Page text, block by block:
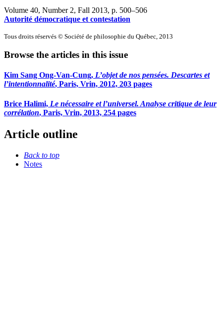
Volume 40, Number 2, Fall 2013, p. 500–506
Autorité démocratique et contestation
Tous droits réservés © Société de philosophie du Québec, 2013
Browse the articles in this issue
Kim Sang Ong-Van-Cung, L’objet de nos pensées. Descartes et
l’intentionnalité, Paris, Vrin, 2012, 203 pages
Brice Halimi, Le nécessaire et l’universel. Analyse critique de leur
corrélation, Paris, Vrin, 2013, 254 pages
Article outline
Back to top
Notes